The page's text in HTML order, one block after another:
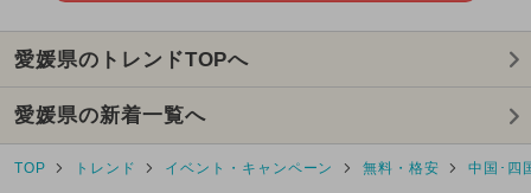
2026年7月のイベント
2026年5月のイベント
2024年10月のイベント キャラクター
愛媛県のトレンドTOPへ
愛媛県の新着一覧へ
TOP トレンド イベント・キャンペーン 無料・格安 中国･四